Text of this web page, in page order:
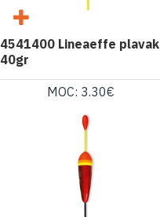
4541400 Lineaeffe plavak
40gr
MOC: 3.30€